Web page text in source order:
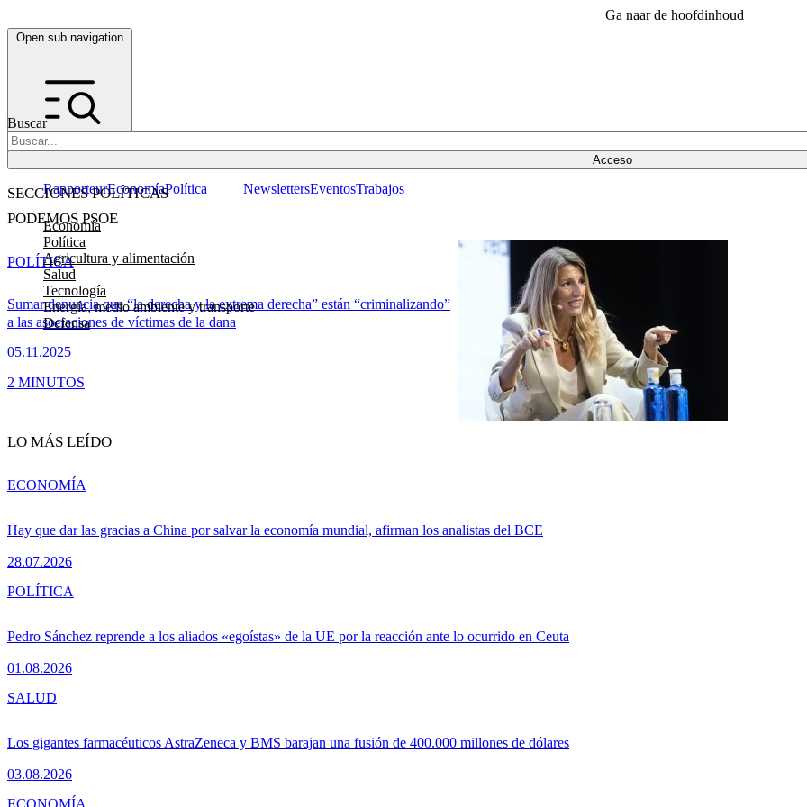
Ga naar de hoofdinhoud
Open sub navigation
Buscar
Acceso
SECCIONES POLÍTICAS
Economía
Política
Agricultura y alimentación
Salud
Tecnología
Energía, medio ambiente y transporte
Defensa
RapporteurEconomíaPolítica NewslettersEventosTrabajos
PODEMOS PSOE
Sumar denuncia que “la derecha y la extrema derecha” están “criminalizando”
a las asociaciones de víctimas de la dana
05.11.2025
POLÍTICA
2 MINUTOS
LO MÁS LEÍDO
Hay que dar las gracias a China por salvar la economía mundial, afirman los analistas del BCE
28.07.2026
ECONOMÍA
Pedro Sánchez reprende a los aliados «egoístas» de la UE por la reacción ante lo ocurrido en Ceuta
01.08.2026
POLÍTICA
Los gigantes farmacéuticos AstraZeneca y BMS barajan una fusión de 400.000 millones de dólares
03.08.2026
SALUD